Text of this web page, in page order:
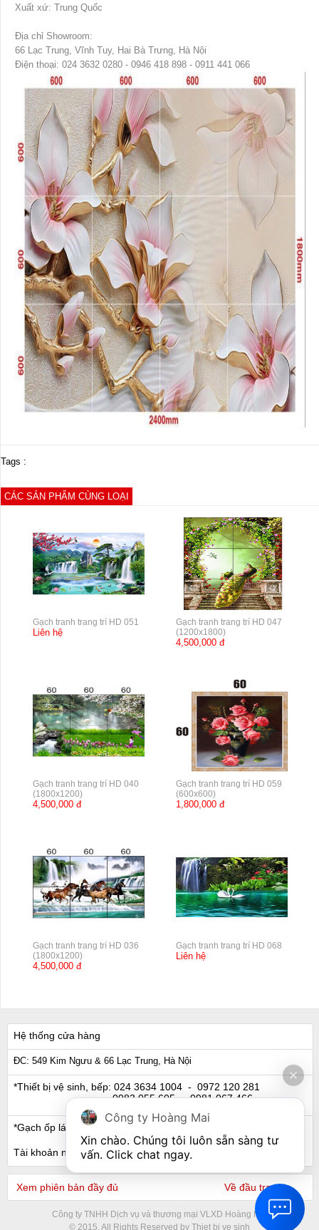
Xuất xứ: Trung Quốc
Địa chỉ Showroom:
66 Lạc Trung, Vĩnh Tuy, Hai Bà Trưng, Hà Nội
Điện thoại: 024 3632 0280 - 0946 418 898 - 0911 441 066
Tags :
CÁC SẢN PHẨM CÙNG LOẠI
Gạch tranh trang trí HD 051
Liên hệ
Gạch tranh trang trí HD 047
(1200x1800)
4,500,000 đ
Gạch tranh trang trí HD 040
(1800x1200)
4,500,000 đ
Gạch tranh trang trí HD 059
(600x600)
1,800,000 đ
Gạch tranh trang trí HD 036
(1800x1200)
4,500,000 đ
Gạch tranh trang trí HD 068
Liên hệ
Hệ thống cửa hàng
ĐC: 549 Kim Ngưu & 66 Lạc Trung, Hà Nội
*Thiết bị vệ sinh, bếp: 024 3634 1004 - 0972 120 281
0983 055 605- 0981 067 466
*Gạch ốp lát, Ngói: 024 3632 0280 - 0911 441 066
Tài khoản ngân hàng
Xem phiên bản đầy đủ Về đầu trang
Công ty TNHH Dịch vụ và thương mại VLXD Hoàng Mai
© 2015. All Rights Reserved by Thiet bi ve sinh
Công ty Hoàng Mai
Xin chào. Chúng tôi luôn sẵn sàng tư
vấn. Click chat ngay.